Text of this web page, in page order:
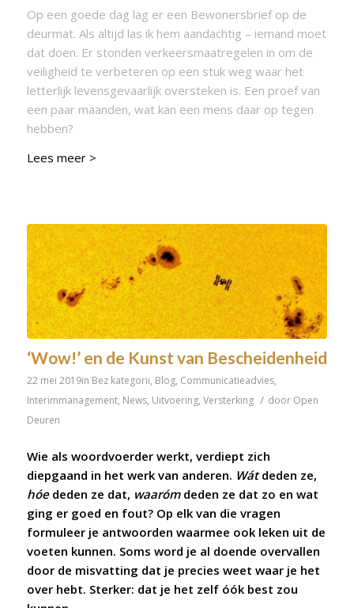
Op een goede dag lag er een Bewonersbrief op de
deurmat. Als altijd las ik hem aandachtig – iemand moet
dat doen. Er stonden verkeersmaatregelen in om de
veiligheid te verbeteren op een stuk weg waar het
letterlijk levensgevaarlijk oversteken is. Een proef van
een paar maanden, wat kan een mens daar op tegen
hebben?
Lees meer >
‘Wow!’ en de Kunst van Bescheidenheid
22 mei 2019in Bez kategorii, Blog, Communicatieadvies,
Interimmanagement, News, Uitvoering, Versterking / door Open
Deuren
Wie als woordvoerder werkt, verdiept zich
diepgaand in het werk van anderen. Wátdeden ze,
hóededen ze dat, waarómdeden ze dat zo en wat
ging er goed en fout? Op elk van die vragen
formuleer je antwoorden waarmee ook leken uit de
voeten kunnen. Soms word je al doende overvallen
door de misvatting dat je precies weet waar je het
over hebt. Sterker: dat je het zelf óók best zou